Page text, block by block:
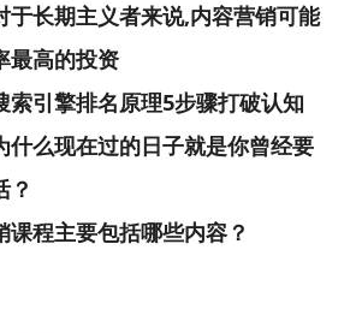
于长期主义者来说,内容营销可能
最高的投资
索引擎排名原理5步骤打破认知
什么现在过的日子就是你曾经要
？
课程主要包括哪些内容？